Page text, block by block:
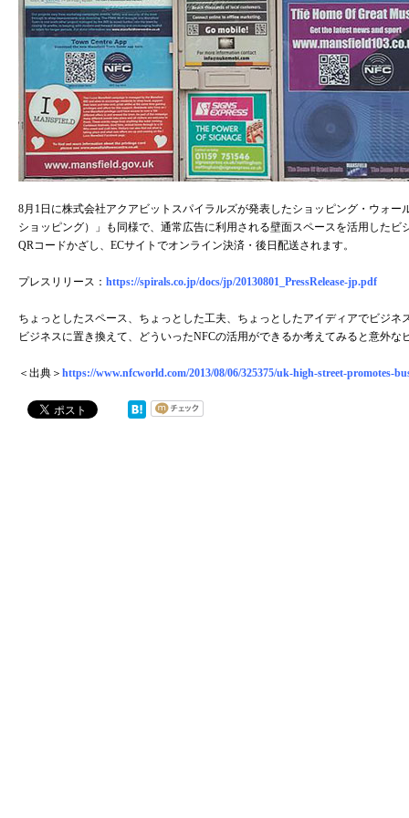
8月1日に株式会社アクアビットスパイラルズが発表したショッピング・ウォー
ショッピング）」も同様で、通常広告に利用される壁面スペースを活用した
QRコードかざし、ECサイトでオンライン決済・後日配送されます。
プレスリリース： https://spirals.co.jp/docs/jp/20130801_PressRelease-jp.pdf
ちょっとしたスペース、ちょっとした工夫、ちょっとしたアイディアでビジ
ビジネスに置き換えて、どういったNFCの活用ができるか考えてみると意外
＜出典＞ https://www.nfcworld.com/2013/08/06/325375/uk-high-street-promotes-